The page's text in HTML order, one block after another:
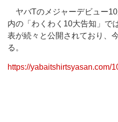
ヤバTのメジャーデビュー
内の「わくわく10大告知」で
表が続々と公開されており、
る。
https://yabaitshirtsyasan.com/